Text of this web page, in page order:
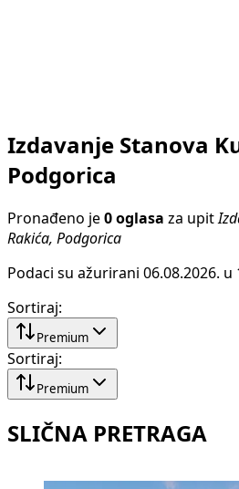
Izdavanje Stanova
Podgorica
Pronađeno je 0 oglasa za upit
Rakića, Podgorica
Podaci su ažurirani 06.08.2026. u
Sortiraj:
Premium
Sortiraj:
Premium
SLIČNA PRETRAGA